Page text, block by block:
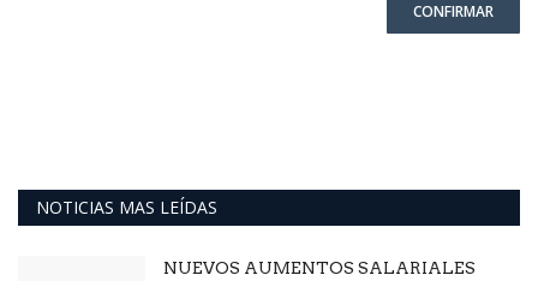
CONFIRMAR
NOTICIAS MAS LEÍDAS
NUEVOS AUMENTOS SALARIALES